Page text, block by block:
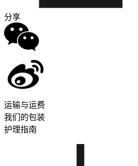
分享
运输与运费
我们的包装
护理指南